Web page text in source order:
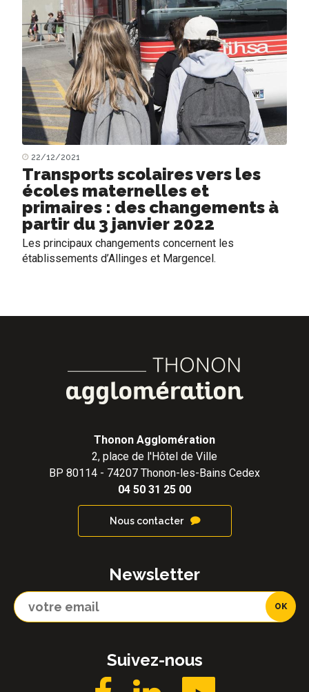
22/12/2021
Transports scolaires vers les
écoles maternelles et
primaires : des changements à
partir du 3 janvier 2022
Les principaux changements concernent les
établissements d’Allinges et Margencel.
Thonon Agglomération
2, place de l'Hôtel de Ville
BP 80114 - 74207 Thonon-les-Bains Cedex
04 50 31 25 00
Nous contacter
Newsletter
Suivez-nous